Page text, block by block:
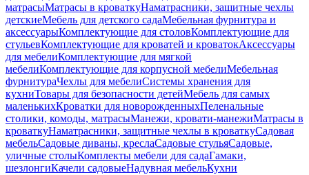
матрасыМатрасы в кроваткуНаматрасники, защитные чехлы
детскиеМебель для детского садаМебельная фурнитура и
аксессуарыКомплектующие для столовКомплектующие для
стульевКомплектующие для кроватей и кроватокАксессуары
для мебелиКомплектующие для мягкой
мебелиКомплектующие для корпусной мебелиМебельная
фурнитураЧехлы для мебелиСистемы хранения для
кухниТовары для безопасности детейМебель для самых
маленькихКроватки для новорожденныхПеленальные
столики, комоды, матрасыМанежи, кровати-манежиМатрасы в
кроваткуНаматрасники, защитные чехлы в кроваткуСадовая
мебельСадовые диваны, креслаСадовые стульяСадовые,
уличные столыКомплекты мебели для садаГамаки,
шезлонгиКачели садовыеНадувная мебельКухни